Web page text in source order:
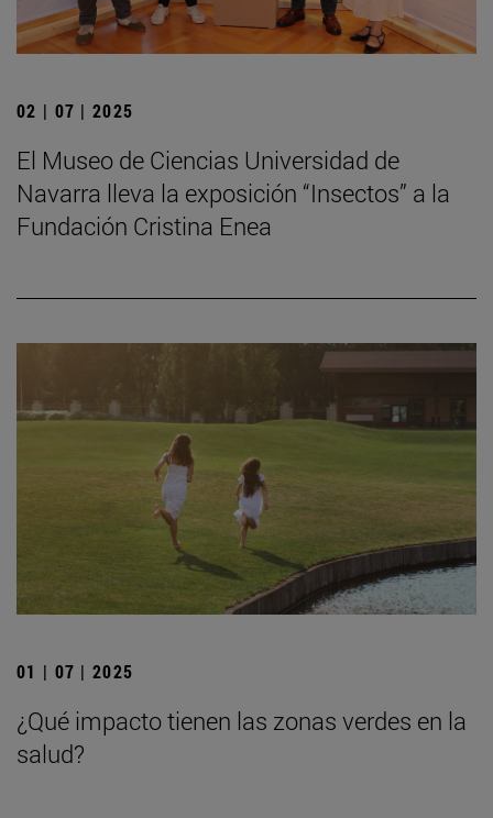
02 | 07 | 2025
El Museo de Ciencias Universidad de
Navarra lleva la exposición “Insectos” a la
Fundación Cristina Enea
01 | 07 | 2025
¿Qué impacto tienen las zonas verdes en la
salud?